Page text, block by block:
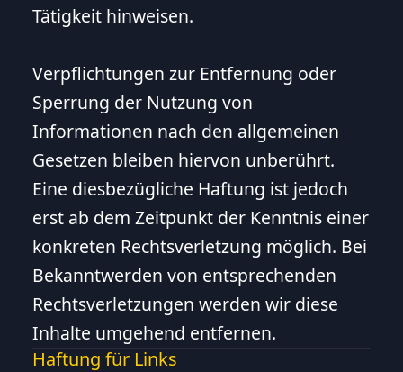
Tätigkeit hinweisen.
Verpflichtungen zur Entfernung oder
Sperrung der Nutzung von
Informationen nach den allgemeinen
Gesetzen bleiben hiervon unberührt.
Eine diesbezügliche Haftung ist jedoch
erst ab dem Zeitpunkt der Kenntnis einer
konkreten Rechtsverletzung möglich. Bei
Bekanntwerden von entsprechenden
Rechtsverletzungen werden wir diese
Inhalte umgehend entfernen.
Haftung für Links